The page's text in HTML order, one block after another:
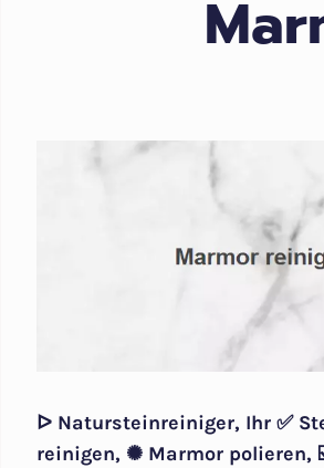
ᐅ Natursteinreiniger, Ihr ✅
reinigen, ✺ Marmor